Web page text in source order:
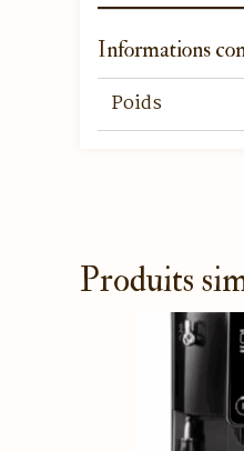
Informations
Poids
Produits